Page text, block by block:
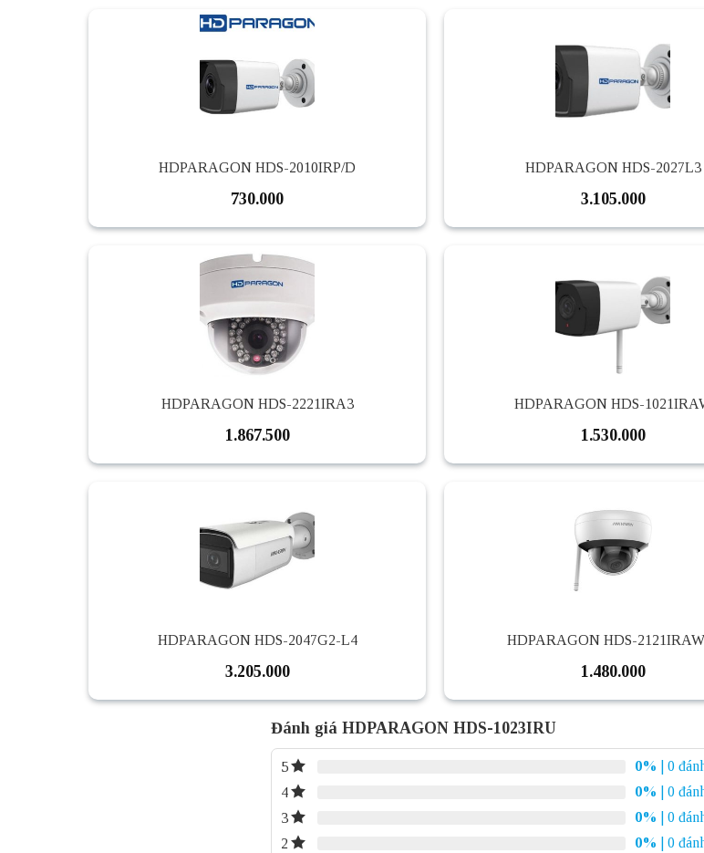
HDPARAGON HDS-2010IRP/D
730.000
HDPARAGON HDS-2027L3
3.105.000
HDPARAGON HDS-2221IRA3
1.867.500
HDPARAGON HDS-
1.530.000
HDPARAGON HDS-2047G2-L4
3.205.000
HDPARAGON HDS-
1.480.000
Đánh giá HDPARAGON HDS-1023IRU
5 0%
| 0
4
0%
| 0
3
0%
| 0
2
0% | 0